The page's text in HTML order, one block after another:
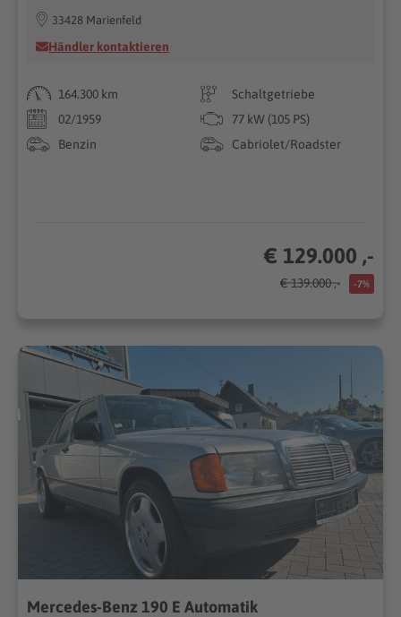
33428 Marienfeld
Händler kontaktieren
164.300 km
Schaltgetriebe
02/1959
77 kW (105 PS)
Benzin
Cabriolet/Roadster
€ 129.000 ,-
€ 139.000 ,- -7%
Mercedes-Benz 190 E Automatik